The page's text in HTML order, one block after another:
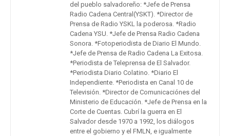
del pueblo salvadoreño: *Jefe de Prensa
Radio Cadena Central(YSKT). *Director de
Prensa de Radio YSKL la poderosa. *Radio
Cadena YSU. *Jefe de Prensa Radio Cadena
Sonora. *Fotoperiodista de Diario El Mundo.
*Jefe de Prensa de Radio Cadena La Exitosa.
*Periodista de Teleprensa de El Salvador.
*Periodista Diario Colatino. *Diario El
Independiente. *Periodista en Canal 10 de
Televisión. *Director de Comunicaciónes del
Ministerio de Educación. *Jefe de Prensa en la
Corte de Cuentas. Cubrí la guerra en El
Salvador desde 1970 a 1992, los diálogos
entre el gobierno y el FMLN, e igualmente